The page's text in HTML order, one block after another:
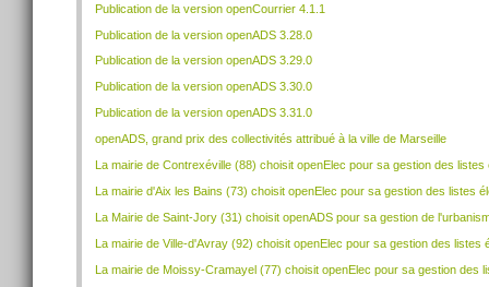
Publication de la version openCourrier 4.1.1
Publication de la version openADS 3.28.0
Publication de la version openADS 3.29.0
Publication de la version openADS 3.30.0
Publication de la version openADS 3.31.0
openADS, grand prix des collectivités attribué à la ville de Marseille
La mairie de Contrexéville (88) choisit openElec pour sa gestion des listes
La mairie d'Aix les Bains (73) choisit openElec pour sa gestion des listes
La Mairie de Saint-Jory (31) choisit openADS pour sa gestion de
La mairie de Ville-d'Avray (92) choisit openElec pour sa gestion des listes
La mairie de Moissy-Cramayel (77) choisit openElec pour sa gestion des